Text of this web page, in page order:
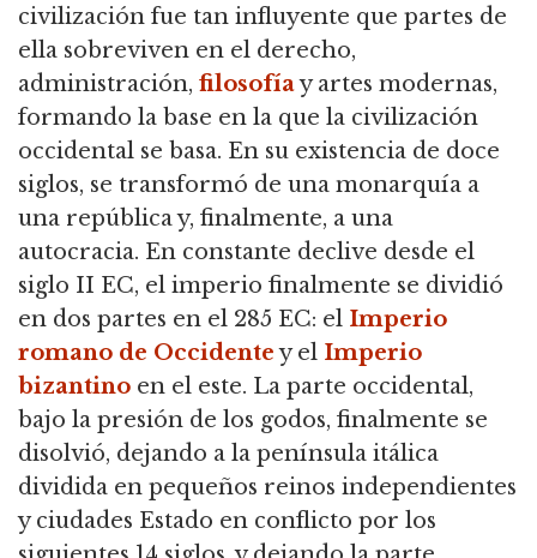
civilización fue tan influyente que partes de
ella sobreviven en el derecho,
administración, filosofíay artes modernas,
formando la base en la que la civilización
occidental se basa. En su existencia de doce
siglos, se transformó de una monarquía a
una república y, finalmente, a una
autocracia. En constante declive desde el
siglo II EC, el imperio finalmente se dividió
en dos partes en el 285 EC: el Imperio
romano de Occidentey el Imperio
bizantino en el este. La parte occidental,
bajo la presión de los godos, finalmente se
disolvió, dejando a la península itálica
dividida en pequeños reinos independientes
y ciudades Estado en conflicto por los